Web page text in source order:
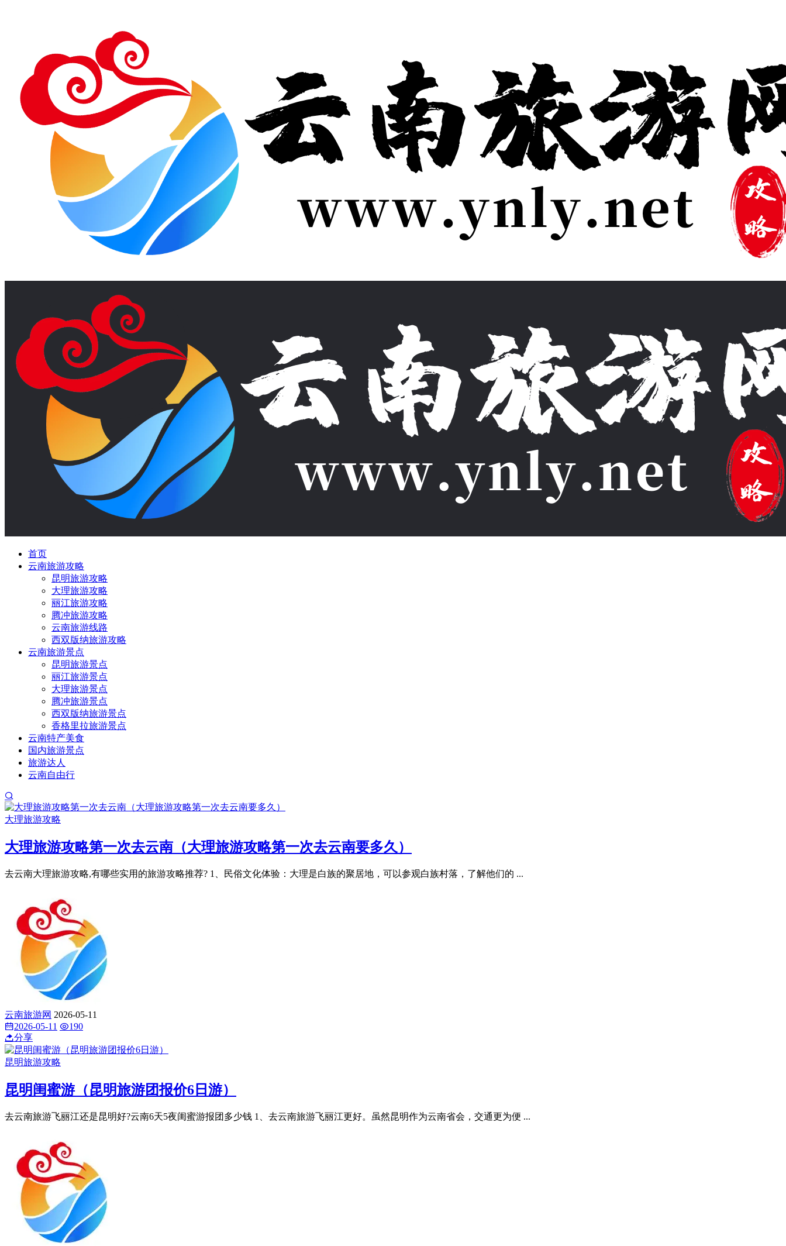
首页
云南旅游攻略
昆明旅游攻略
大理旅游攻略
丽江旅游攻略
腾冲旅游攻略
云南旅游线路
西双版纳旅游攻略
云南旅游景点
昆明旅游景点
丽江旅游景点
大理旅游景点
腾冲旅游景点
西双版纳旅游景点
香格里拉旅游景点
云南特产美食
国内旅游景点
旅游达人
云南自由行
大理旅游攻略
大理旅游攻略第一次去云南（大理旅游攻略第一次去云南要多久）
去云南大理旅游攻略,有哪些实用的旅游攻略推荐? 1、民俗文化体验：大理是白族的聚居地，可以参观白族村落，了解他们的 ...
云南旅游网 2026-05-11
2026-05-11
190
分享
昆明旅游攻略
昆明闺蜜游（昆明旅游团报价6日游）
去云南旅游飞丽江还是昆明好?云南6天5夜闺蜜游报团多少钱 1、去云南旅游飞丽江更好。虽然昆明作为云南省会，交通更为便 ...